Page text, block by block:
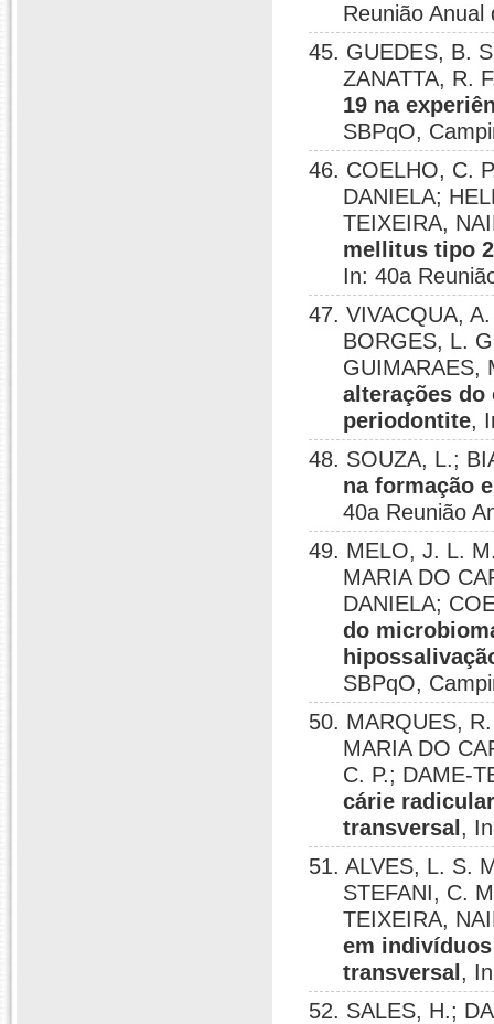
Reunião
45. GUEDES, B.
ZANATTA, R.
19 na
SBPqO,
46. COELHO, C.
DANIELA;
TEIXEIRA,
mellitus tipo
In: 40a
47. VIVACQUA,
BORGES, L.
GUIMARAES,
alterações
periodontite,
48. SOUZA, L.;
na formação
40a Reunião
49. MELO, J. L.
MARIA DO
DANIELA;
do
SBPqO,
50. MARQUES,
MARIA DO
C. P.; DAME-
cárie
transversal ,
51. ALVES, L. S.
STEFANI, C.
TEIXEIRA,
em
transversal ,
52. SALES, H.;